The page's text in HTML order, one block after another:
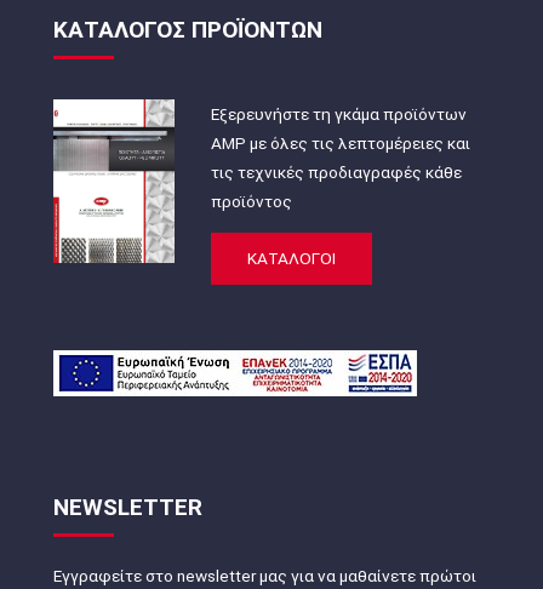
ΚΑΤΑΛΟΓΟΣ ΠΡΟΪΟΝΤΩΝ
Εξερευνήστε τη γκάμα προϊόντων
AMP με όλες τις λεπτομέρειες και
τις τεχνικές προδιαγραφές κάθε
προϊόντος
ΚΑΤΑΛΟΓΟΙ
NEWSLETTER
Εγγραφείτε στο newsletter μας για να μαθαίνετε πρώτοι